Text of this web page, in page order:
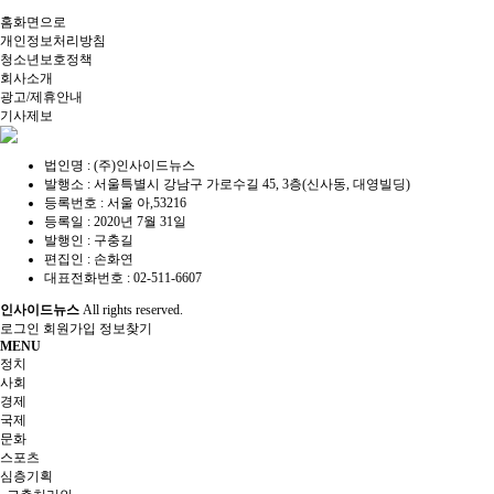
홈화면으로
개인정보처리방침
청소년보호정책
회사소개
광고/제휴안내
기사제보
법인명 : (주)인사이드뉴스
발행소 : 서울특별시 강남구 가로수길 45, 3층(신사동, 대영빌딩)
등록번호 : 서울 아,53216
등록일 : 2020년 7월 31일
발행인 : 구충길
편집인 : 손화연
대표전화번호 : 02-511-6607
인사이드뉴스 All rights reserved.
로그인 회원가입 정보찾기
MENU
정치
사회
경제
국제
문화
스포츠
심층기획